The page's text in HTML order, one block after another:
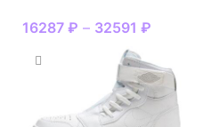
16287 ₽ – 32591 ₽